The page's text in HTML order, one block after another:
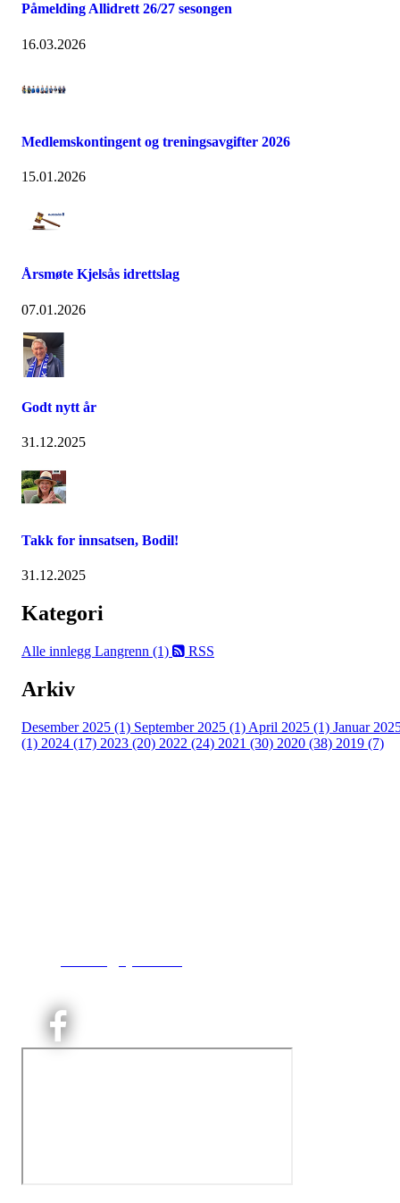
Påmelding Allidrett 26/27 sesongen
16.03.2026
Medlemskontingent og treningsavgifter 2026
15.01.2026
Årsmøte Kjelsås idrettslag
07.01.2026
Godt nytt år
31.12.2025
Takk for innsatsen, Bodil!
31.12.2025
Kategori
Alle innlegg Langrenn (1) RSS
Arkiv
Desember 2025 (1) September 2025 (1) April 2025 (1) Januar
(1) 2024 (17) 2023 (20) 2022 (24) 2021 (30) 2020 (38) 2019 (7)